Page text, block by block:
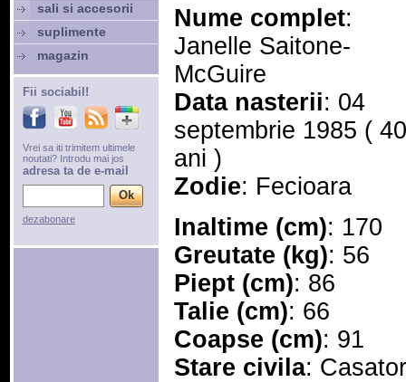
Nume complet:
Janelle Saitone-
McGuire
Data nasterii: 04
septembrie 1985 ( 40
ani )
Zodie: Fecioara
Inaltime (cm): 170
Greutate (kg): 56
Piept (cm): 86
Talie (cm): 66
Coapse (cm): 91
Stare civila:
sali si accesorii
suplimente
magazin
Fii sociabil!
Vrei sa iti trimitem ultimele
noutati? Introdu mai jos
adresa ta de e-mail
dezabonare